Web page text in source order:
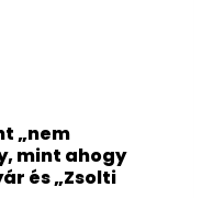
„nem
mint ahogy
és „Zsolti